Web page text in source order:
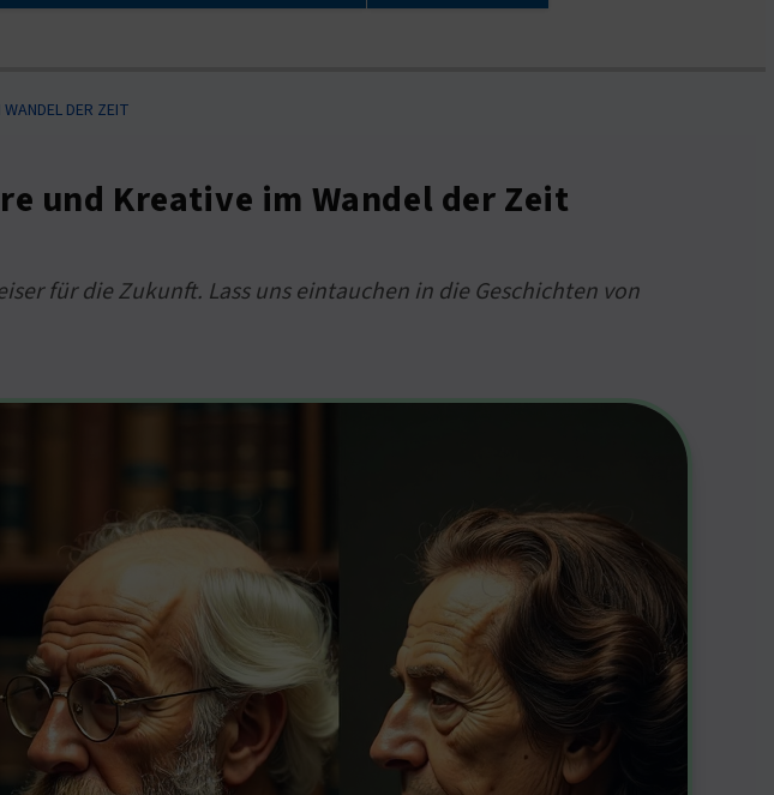
DER ZEIT
und Kreative im Wandel der Zeit
für die Zukunft. Lass uns eintauchen in die Geschichten von